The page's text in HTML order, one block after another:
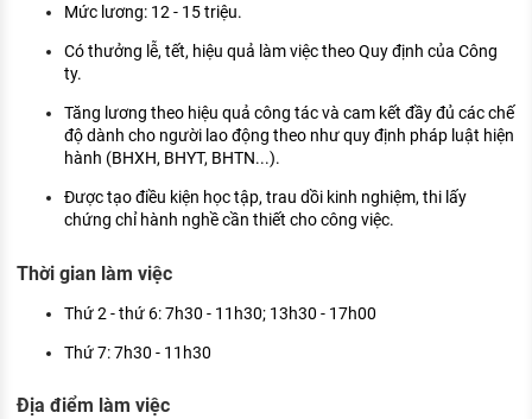
Mức lương: 12 - 15 triệu.
Có thưởng lễ, tết, hiệu quả làm việc theo Quy định của Công
ty.
Tăng lương theo hiệu quả công tác và cam kết đầy đủ các chế
độ dành cho người lao động theo như quy định pháp luật hiện
hành (BHXH, BHYT, BHTN...).
Được tạo điều kiện học tập, trau dồi kinh nghiệm, thi lấy
chứng chỉ hành nghề cần thiết cho công việc.
Thời gian làm việc
Thứ 2 - thứ 6: 7h30 - 11h30; 13h30 - 17h00
Thứ 7: 7h30 - 11h30
Địa điểm làm việc